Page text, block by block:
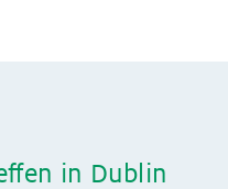
in Dublin